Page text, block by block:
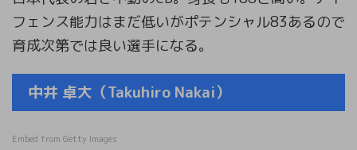
フェンス能力はまだ低いがポテンシャル83あるので
育成次第では良い選手になる。
中井 卓大（Takuhiro Nakai）
Embed from Getty Images